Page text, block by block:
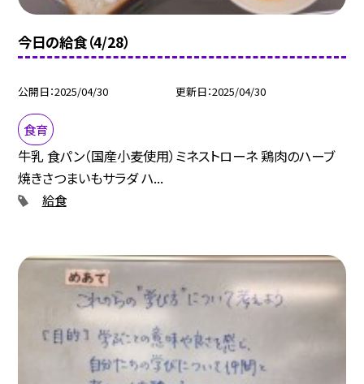
今日の給食（4/28）
公開日 2025/04/30 更新日 2025/04/30
食育
牛乳 食パン（国産小麦使用）ミネストローネ 鶏肉のハーブ
焼きさつまいもサラダ ハ...
給食